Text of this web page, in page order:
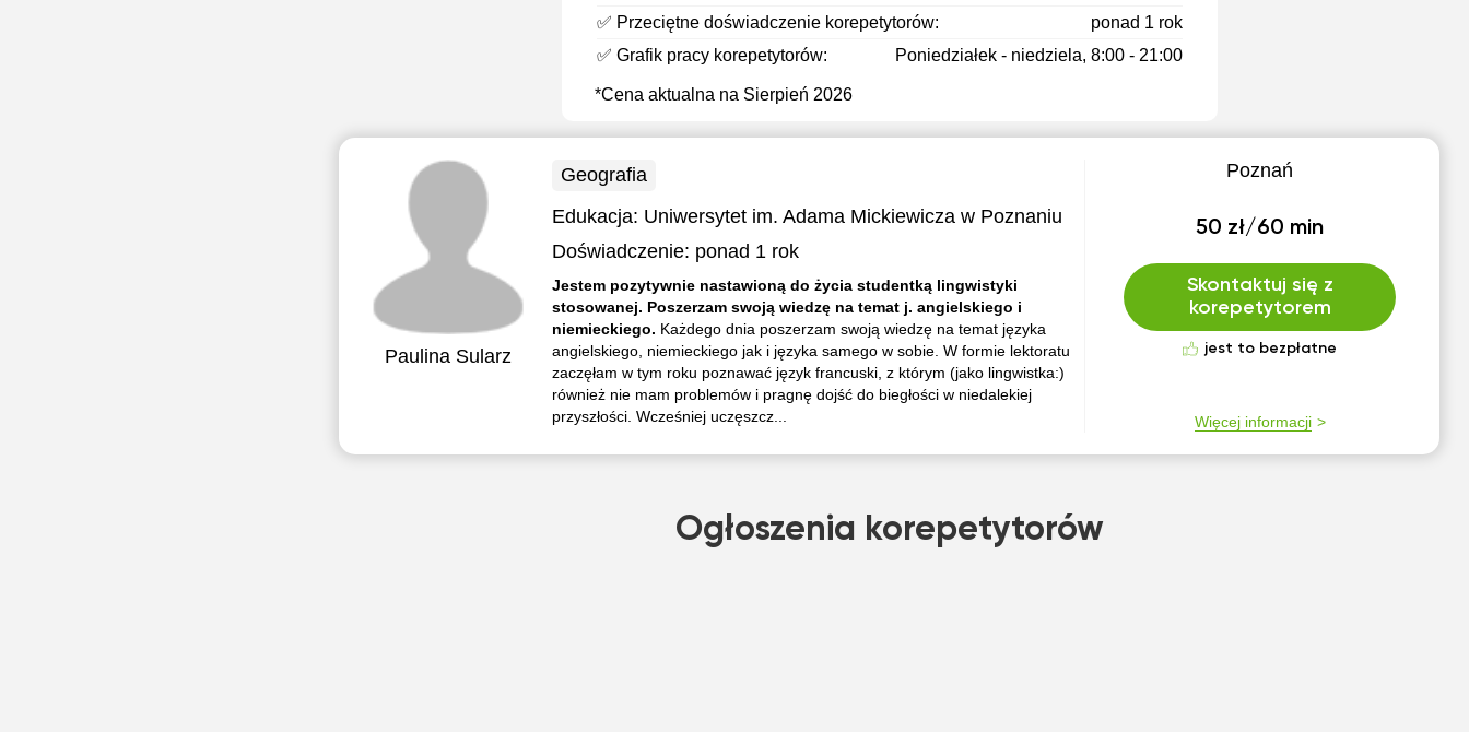
✅ Przeciętne doświadczenie korepetytorów:
ponad 1 rok
✅ Grafik pracy korepetytorów:
Poniedziałek - niedziela, 8:00 - 21:00
*Cena aktualna na Sierpień 2026
Paulina Sularz
Geografia
Edukacja: Uniwersytet im. Adama Mickiewicza w Poznaniu
Doświadczenie: ponad 1 rok
Jestem pozytywnie nastawioną do życia studentką lingwistyki
stosowanej. Poszerzam swoją wiedzę na temat j. angielskiego i
niemieckiego. Każdego dnia poszerzam swoją wiedzę na temat języka
angielskiego, niemieckiego jak i języka samego w sobie. W formie lektoratu
zaczęłam w tym roku poznawać język francuski, z którym (jako lingwistka:)
również nie mam problemów i pragnę dojść do biegłości w niedalekiej
przyszłości. Wcześniej uczęszcz...
Poznań
50 zł/60 min
Skontaktuj się z
korepetytorem
jest to bezpłatne
Więcej informacji
Ogłoszenia korepetytorów